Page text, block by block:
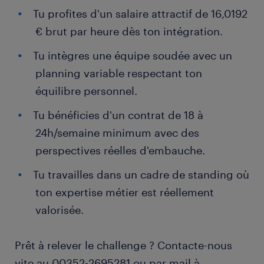
Tu profites d'un salaire attractif de 16,0192
€ brut par heure dès ton intégration.
Tu intègres une équipe soudée avec un
planning variable respectant ton
équilibre personnel.
Tu bénéficies d'un contrat de 18 à
24h/semaine minimum avec des
perspectives réelles d'embauche.
Tu travailles dans un cadre de standing où
ton expertise métier est réellement
valorisée.
Prêt à relever le challenge ? Contacte-nous